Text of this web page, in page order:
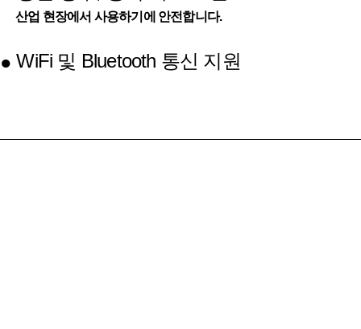
산업 현장에서 사용하기에 안전합니다.
● WiFi 및 Bluetooth 통신 지원